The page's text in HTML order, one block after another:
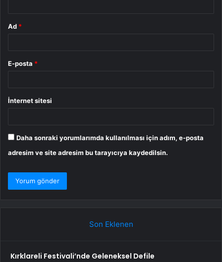
Ad *
E-posta *
İnternet sitesi
Daha sonraki yorumlarımda kullanılması için adım, e-posta
adresim ve site adresim bu tarayıcıya kaydedilsin.
Son Eklenen
Kırklareli Festivali’nde Geleneksel Defile